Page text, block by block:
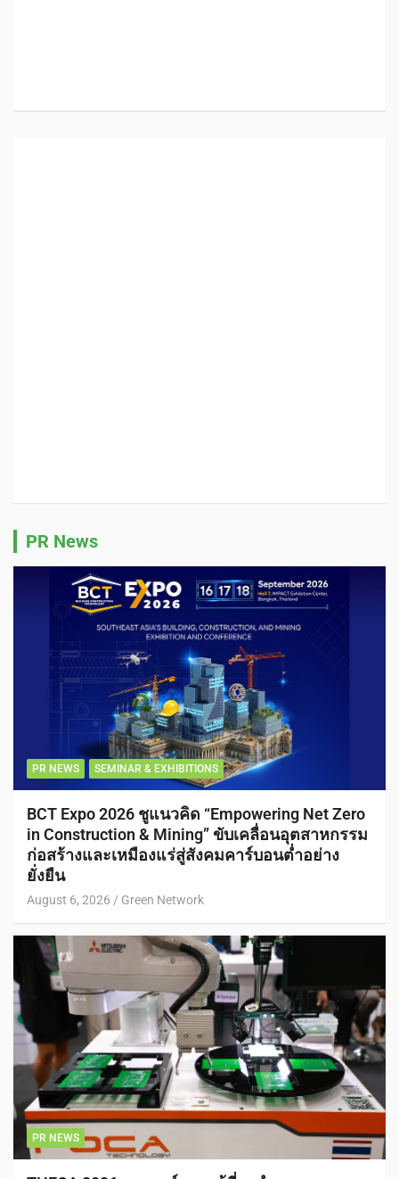
PR News
PR NEWS SEMINAR & EXHIBITIONS
BCT Expo 2026 ชูแนวคิด “Empowering Net Zero
in Construction & Mining” ขับเคลื่อนอุตสาหกรรม
ก่อสร้างและเหมืองแร่สู่สังคมคาร์บอนต่ำอย่าง
ยั่งยืน
August 6, 2026 Green Network
PR NEWS